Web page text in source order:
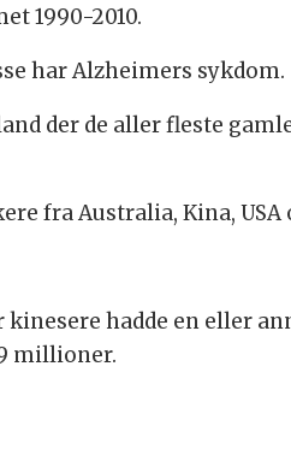
1990-2010.
har Alzheimers sykdom.
der de aller fleste
fra Australia, Kina,
hadde en eller
millioner.